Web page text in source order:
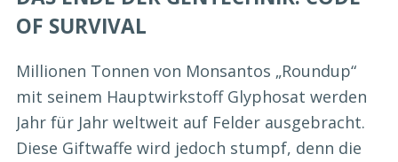
OF SURVIVAL
Millionen Tonnen von Monsantos „Roundup“
mit seinem Hauptwirkstoff Glyphosat werden
Jahr für Jahr weltweit auf Felder ausgebracht.
Diese Giftwaffe wird jedoch stumpf, denn die